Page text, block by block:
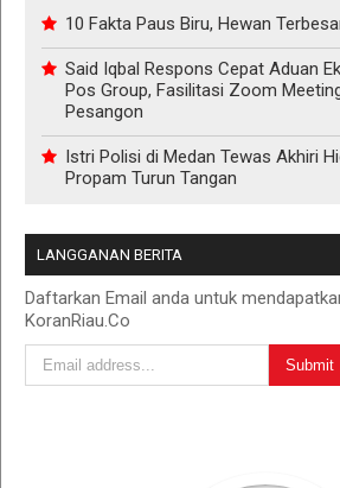
10 Fakta Paus Biru, Hewan
Said Iqbal Respons Cepat Aduan
Pos Group, Fasilitasi Zoom
Pesangon
Istri Polisi di Medan Tewas Akhiri
Propam Turun Tangan
LANGGANAN BERITA
Daftarkan Email anda untuk
KoranRiau.Co